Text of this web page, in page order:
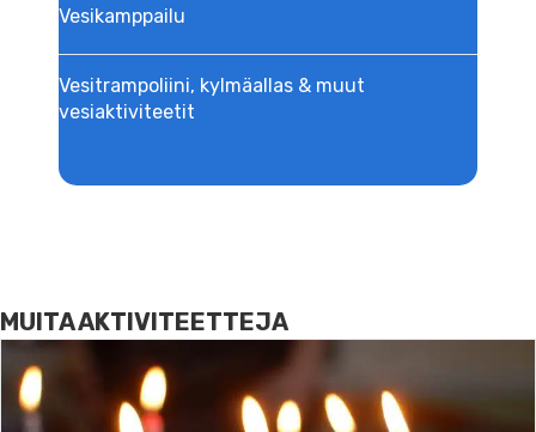
Vesikamppailu
Vesitrampoliini, kylmäallas & muut
vesiaktiviteetit
MUITA AKTIVITEETTEJA